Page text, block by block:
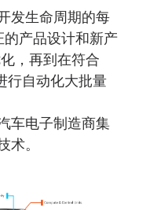
发生命周期的每
产品设计和新产
，再到在符合
行自动化大批量
车电子制造商集
术。